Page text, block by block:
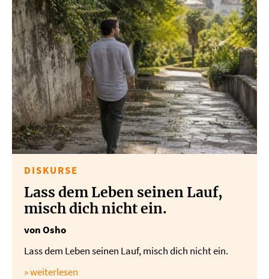
DISKURSE
Lass dem Leben seinen Lauf,
misch dich nicht ein.
von Osho
Lass dem Leben seinen Lauf, misch dich nicht ein.
» weiterlesen